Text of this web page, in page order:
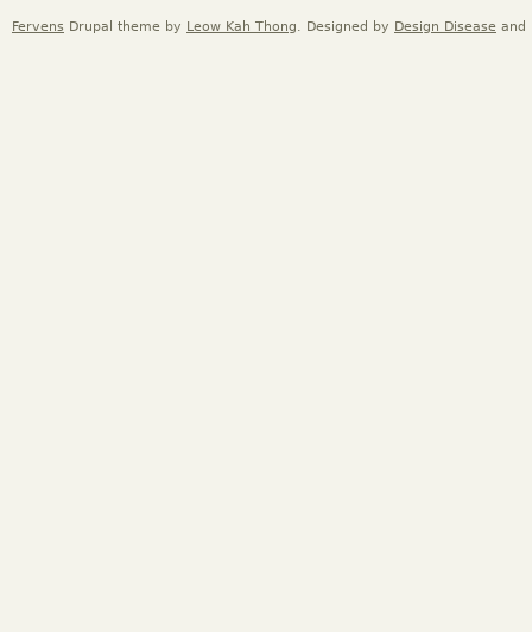
Fervens Drupal theme by Leow Kah Thong. Designed by Design Disease and